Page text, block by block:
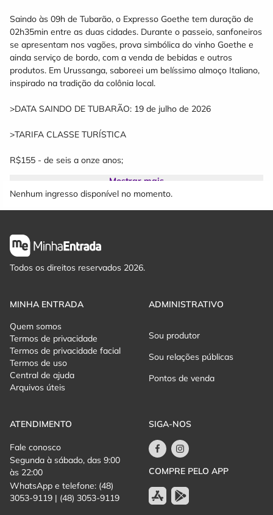
Saindo às 09h de Tubarão, o Expresso Goethe tem duração de
02h35min entre as duas cidades. Durante o passeio, sanfoneiros
se apresentam nos vagões, prova simbólica do vinho Goethe e
ainda serviço de bordo, com a venda de bebidas e outros
produtos. Em Urussanga, saboreei um belíssimo almoço Italiano,
inspirado na tradição da colônia local.
>DATA SAINDO DE TUBARÃO: 19 de julho de 2026
>TARIFA CLASSE TURÍSTICA
R$155 - de seis a onze anos;
Crianças até cinco anos viajando no colo são cortesia.
>INCLUSO NO PACOTE:
Visita ao Museu Ferroviário de Tubarão;
Translado de van, micro-ônibus ou ônibus até o restaurante;
Prova do Vinho Goethe (provinha no Trem);
Almoço Italiano, inspirado na tradição da colônia local; (12h15)
Saída do restaurante às 14h00;
Retorno do Trem para Tubarão às 14h30.
>NÃO INCLUI
Mostrar mais
Nenhum ingresso disponível no momento.
Todos os direitos reservados 2026.
MINHA ENTRADA
Quem somos
Termos de privacidade
Termos de privacidade facial
Termos de uso
Central de ajuda
Arquivos úteis
ADMINISTRATIVO
Sou produtor
Sou relações públicas
Pontos de venda
ATENDIMENTO
Fale conosco
Segunda à sábado, das 9:00
às 22:00
WhatsApp e telefone: (48)
3053-9119 | (48) 3053-9119
SIGA-NOS
COMPRE PELO APP